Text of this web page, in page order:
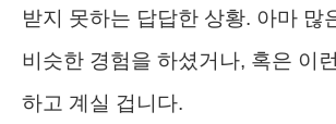
받지 못하는 답답한 상황. 아마 많
비슷한 경험을 하셨거나, 혹은 이
하고 계실 겁니다.